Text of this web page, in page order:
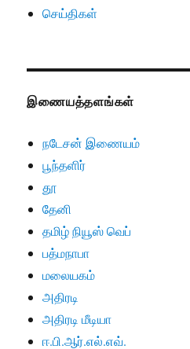
செய்திகள்
இணையத்தளங்கள்
நடேசன் இணையம்
பூந்தளிர்
தூ
தேனி
தமிழ் நியூஸ் வெப்
பத்மநாபா
மலையகம்
அதிரடி
அதிரடி மீடியா
ஈ.பி.ஆர்.எல்.எவ்.